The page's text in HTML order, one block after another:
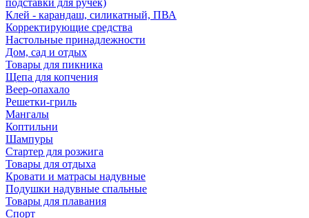
подставки для ручек)
Клей - карандаш, силикатный, ПВА
Корректирующие средства
Настольные принадлежности
Дом, сад и отдых
Товары для пикника
Щепа для копчения
Веер-опахало
Решетки-гриль
Мангалы
Коптильни
Шампуры
Стартер для розжига
Товары для отдыха
Кровати и матрасы надувные
Подушки надувные спальные
Товары для плавания
Спорт